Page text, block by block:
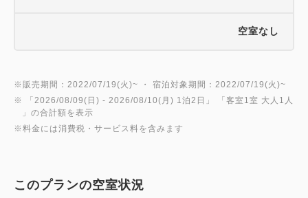
朝の元気に、たっぷりと「うさがみそーれ（召し上が
れ）！」
●沖縄そば、●チャンプルー、●ラフテー（豚の角
空室なし
※販売期間：2022/07/19(火)~ ・ 宿泊対象期間：2022/07/19(火)~
※ 「 2026/08/09(日) - 2026/08/10(月) 1泊2日 」 「客室1室 大人1人
」の合計額を表示
※料金には消費税・サービス料を含みます
このプランの空室状況